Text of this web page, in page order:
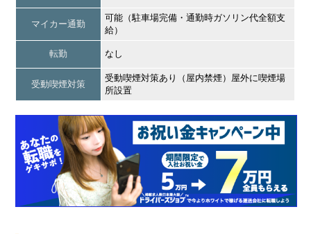
マイカー通勤
可能（駐車場完備・通勤時ガソリン代全額支
給）
転勤 なし
受動喫煙対策
受動喫煙対策あり（屋内禁煙）屋外に喫煙場
所設置